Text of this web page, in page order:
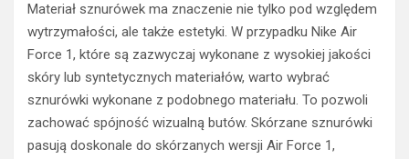
Materiał sznurówek ma znaczenie nie tylko pod względem
wytrzymałości, ale także estetyki. W przypadku Nike Air
Force 1, które są zazwyczaj wykonane z wysokiej jakości
skóry lub syntetycznych materiałów, warto wybrać
sznurówki wykonane z podobnego materiału. To pozwoli
zachować spójność wizualną butów. Skórzane sznurówki
pasują doskonale do skórzanych wersji Air Force 1,